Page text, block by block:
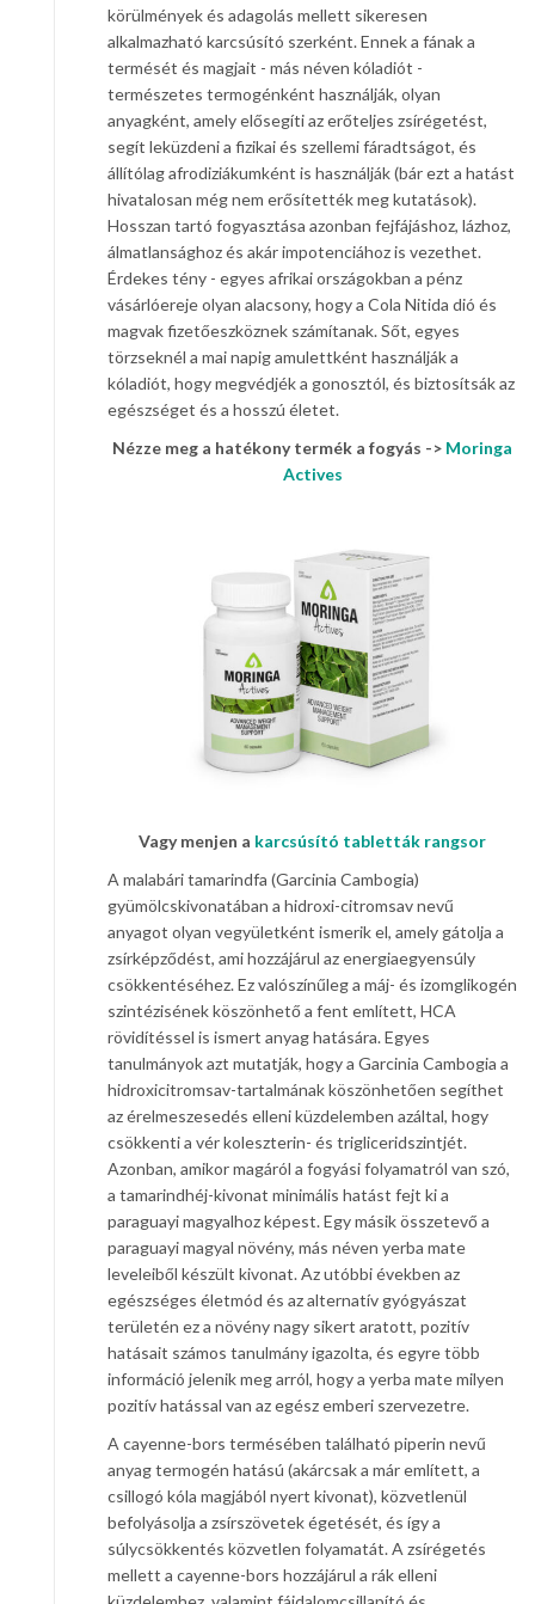
körülmények és adagolás mellett sikeresen
alkalmazható karcsúsító szerként. Ennek a fának a
termését és magjait - más néven kóladiót -
természetes termogénként használják, olyan
anyagként, amely elősegíti az erőteljes zsírégetést,
segít leküzdeni a fizikai és szellemi fáradtságot, és
állítólag afrodiziákumként is használják (bár ezt a hatást
hivatalosan még nem erősítették meg kutatások).
Hosszan tartó fogyasztása azonban fejfájáshoz, lázhoz,
álmatlansághoz és akár impotenciához is vezethet.
Érdekes tény - egyes afrikai országokban a pénz
vásárlóereje olyan alacsony, hogy a Cola Nitida dió és
magvak fizetőeszköznek számítanak. Sőt, egyes
törzseknél a mai napig amulettként használják a
kóladiót, hogy megvédjék a gonosztól, és biztosítsák az
egészséget és a hosszú életet.
Nézze meg a hatékony termék a fogyás -> Moringa
Actives
Vagy menjen a karcsúsító tabletták rangsor
A malabári tamarindfa (Garcinia Cambogia)
gyümölcskivonatában a hidroxi-citromsav nevű
anyagot olyan vegyületként ismerik el, amely gátolja a
zsírképződést, ami hozzájárul az energiaegyensúly
csökkentéséhez. Ez valószínűleg a máj- és izomglikogén
szintézisének köszönhető a fent említett, HCA
rövidítéssel is ismert anyag hatására. Egyes
tanulmányok azt mutatják, hogy a Garcinia Cambogia a
hidroxicitromsav-tartalmának köszönhetően segíthet
az érelmeszesedés elleni küzdelemben azáltal, hogy
csökkenti a vér koleszterin- és trigliceridszintjét.
Azonban, amikor magáról a fogyási folyamatról van szó,
a tamarindhéj-kivonat minimális hatást fejt ki a
paraguayi magyalhoz képest. Egy másik összetevő a
paraguayi magyal növény, más néven yerba mate
leveleiből készült kivonat. Az utóbbi években az
egészséges életmód és az alternatív gyógyászat
területén ez a növény nagy sikert aratott, pozitív
hatásait számos tanulmány igazolta, és egyre több
információ jelenik meg arról, hogy a yerba mate milyen
pozitív hatással van az egész emberi szervezetre.
A cayenne-bors termésében található piperin nevű
anyag termogén hatású (akárcsak a már említett, a
csillogó kóla magjából nyert kivonat), közvetlenül
befolyásolja a zsírszövetek égetését, és így a
súlycsökkentés közvetlen folyamatát. A zsírégetés
mellett a cayenne-bors hozzájárul a rák elleni